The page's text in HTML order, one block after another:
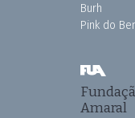
Burh
Pink do
Amaral